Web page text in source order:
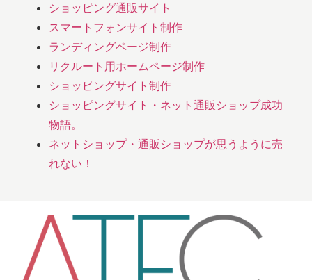
ショッピング通販サイト
スマートフォンサイト制作
ランディングページ制作
リクルート用ホームページ制作
ショッピングサイト制作
ショッピングサイト・ネット通販ショップ成功
物語。
ネットショップ・通販ショップが思うように売
れない！